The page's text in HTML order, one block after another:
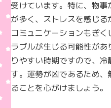
o
o
k
受けています。特に、物
が多く、ストレスを感じ
コミュニケーションもぎ
ラブルが生じる可能性が
りやすい時期ですので、
す。運勢が凶であるため
ることを心がけましょう。